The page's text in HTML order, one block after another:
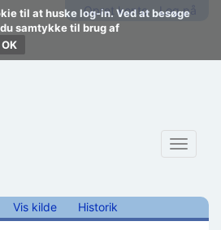
til at huske log-in. Ved at besøge
samtykke til brug af
Opret konto Log på
Toggle
Vis kilde Historik